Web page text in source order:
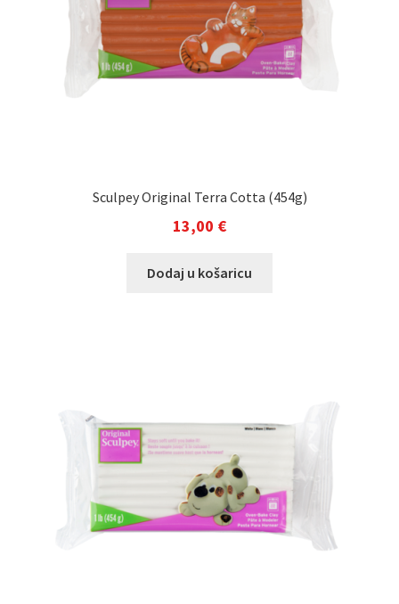
Sculpey Original Terra Cotta (454g)
13,00 €
Dodaj u košaricu